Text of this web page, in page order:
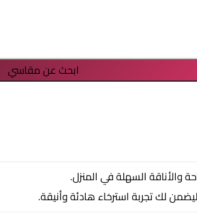
ابحث عن مقاسي
والأناقة السهلة في المنزل.
لك تجربة استرخاء هادئة وأنيقة.